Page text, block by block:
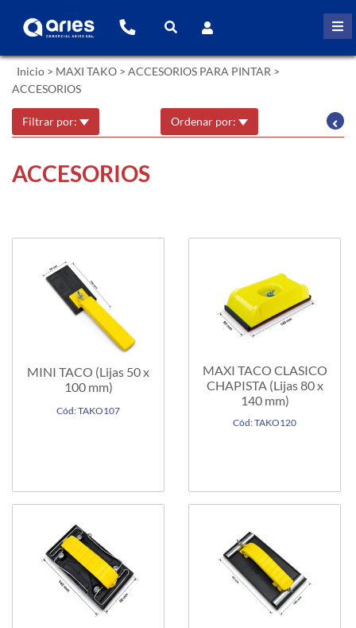
Inicio > MAXI TAKO > ACCESORIOS PARA PINTAR >
ACCESORIOS
Filtrar por: Ordenar por:
ACCESORIOS
MINI TACO (Lijas 50 x
100 mm)
Cód: TAKO107
MAXI TACO CLASICO
CHAPISTA (Lijas 80 x
140 mm)
Cód: TAKO120